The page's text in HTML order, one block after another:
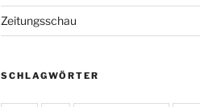
Zeitungsschau
SCHLAGWÖRTER